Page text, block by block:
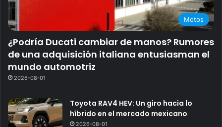
Motos
¿Podría Ducati cambiar de manos? Rumores
de una adquisición italiana entusiasman el
mundo automotriz
2026-08-01
Toyota RAV4 HEV: Un giro hacia lo
híbrido en el mercado mexicano
2026-08-01